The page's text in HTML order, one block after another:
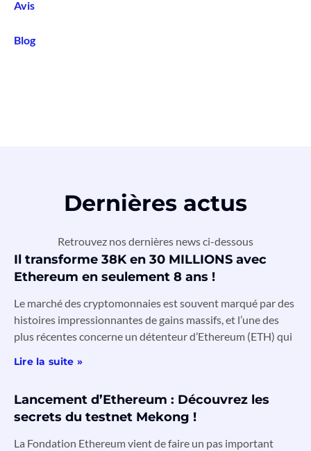
Avis
Blog
Dernières actus
Retrouvez nos dernières news ci-dessous
Il transforme 38K en 30 MILLIONS avec
Ethereum en seulement 8 ans !
Le marché des cryptomonnaies est souvent marqué par des
histoires impressionnantes de gains massifs, et l’une des
plus récentes concerne un détenteur d’Ethereum (ETH) qui
Lire la suite »
Lancement d’Ethereum : Découvrez les
secrets du testnet Mekong !
La Fondation Ethereum vient de faire un pas important